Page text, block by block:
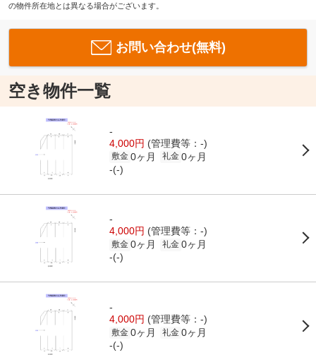
の物件所在地とは異なる場合がございます。
お問い合わせ(無料)
空き物件一覧
-
4,000円 (管理費等：-)
敷金 0ヶ月 礼金 0ヶ月
-(-)
-
4,000円 (管理費等：-)
敷金 0ヶ月 礼金 0ヶ月
-(-)
-
4,000円 (管理費等：-)
敷金 0ヶ月 礼金 0ヶ月
-(-)